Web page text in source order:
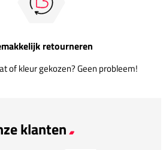
retourneren
of kleur gekozen? Geen probleem!
klanten